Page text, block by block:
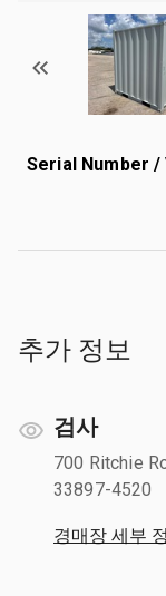
Serial Number /
추가 정보
검사
700 Ritchie
33897-4520
경매장 세부